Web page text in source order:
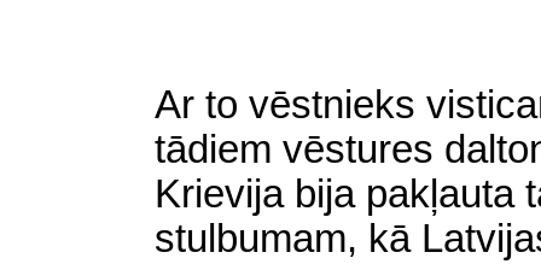
Ar to vēstnieks
tādiem vēstures
Krievija bija pakļauta
stulbumam, kā